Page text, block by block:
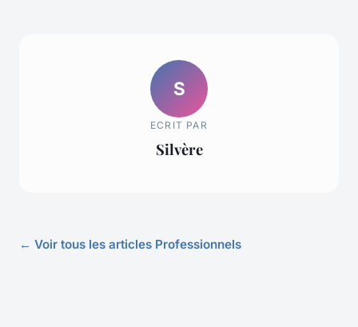
S
ECRIT PAR
Silvère
← Voir tous les articles Professionnels